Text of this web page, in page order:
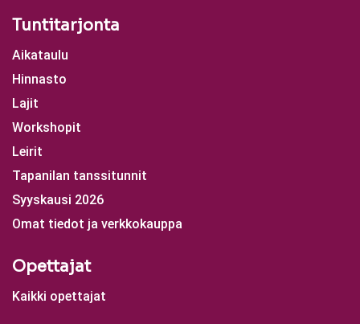
Tuntitarjonta
Aikataulu
Hinnasto
Lajit
Workshopit
Leirit
Tapanilan tanssitunnit
Syyskausi 2026
Omat tiedot ja verkkokauppa
Opettajat
Kaikki opettajat